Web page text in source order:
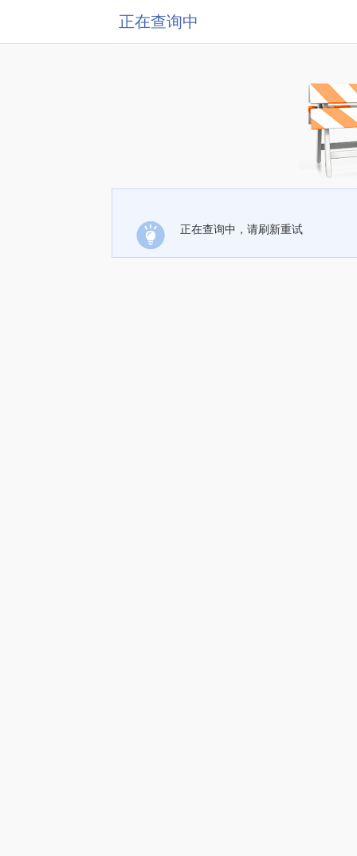
正在查询中
正在查询中，请刷新重试